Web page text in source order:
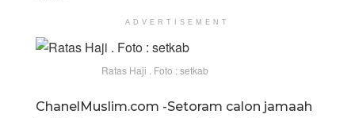
ADVERTISEMENT
Ratas Haji . Foto : setkab
ChanelMuslim.com -Setoram calon jamaah